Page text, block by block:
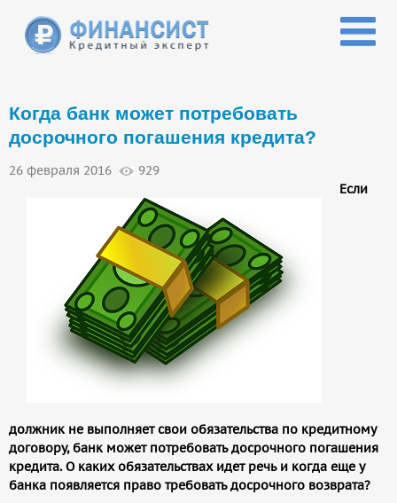
Когда банк может потребовать
досрочного погашения кредита?
26 февраля 2016
929
Если
должник не выполняет свои обязательства по кредитному
договору, банк может потребовать досрочного погашения
кредита. О каких обязательствах идет речь и когда еще у
банка появляется право требовать досрочного возврата?